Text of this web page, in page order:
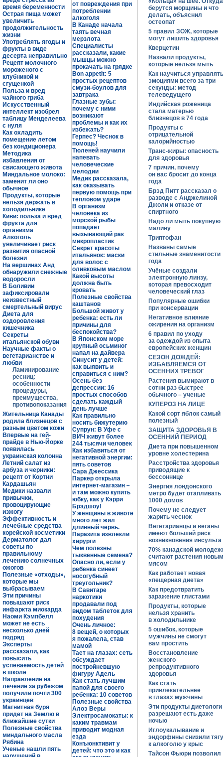
берутся морщины и что
делать, объяснил
остеопат
5 правил ЗОЖ, которые
могут лишить здоровья
Кверцетин
Назвали продукты,
которые нельзя мыть
Как научиться управлять
эмоциями всего за три
секунды: метод
телеведущего
Индийская роженица
стала матерью
близнецов в 74 года
Продукты с
отрицательной
калорийностью
Транс-жиры: опасность
для здоровья
7 причин, почему
он вас бросит до конца
года
Брэд Питт рассказал о
разводе с Анджелиной
Джоли и отказе от
спиртного
Надо ли мыть покупную
малину
Триптофан
Названы самые
стильные знаменитости
года
Учёные создали
электронную линзу,
которая превосходит
человеческий глаз
Популярные ошибки
при консервации
Негативное влияние
ожирения на организм
6 правил по уходу
за одеждой из опыта
европейских женщин
СЕЗОН ДОЖДЕЙ:
ИЗБАВЛЯЕМСЯ ОТ
ОСЕННИХ ТРЕВОГ
Растения вымирают в
сотни раз быстрее
обычного – ученые
КУПЕРОЗ НА ЛИЦЕ
Какой сорт яблок самый
полезный
ЗАЩИТА ЗДОРОВЬЯ В
ОСЕННИЙ ПЕРИОД
Диета при повышенном
уровне холестерина
Расстройства здоровья
приводящие к
бессоннице
Энергия лондонского
метро будет отапливать
1000 домов
Почему не следует
жарить чеснок
Вегетарианцы и веганы
имеют больший риск
возникновения инсульта
70% канадской
считают растения новым
мясом
Как работает новая
«пещерная диета»
Как предотвратить
заражение глистами
Продукты, которые
нельзя хранить
в холодильнике
5 ошибок, которые
мужчины не смогут
вам простить
Восстановление
женского
репродуктивного
здоровья
Как стать
привлекательнее
в глазах мужчины
Эти продукты диетологи
разрешают есть даже
ночью
Иглоукалывание и
эндорфины снизили тягу
к алкоголю у крыс
Тайсон Фьюри позволил
время беременности
Острая пища может
увеличить
продолжительность
жизни
Употреблять ягоды и
фрукты в виде
десерта неправильно
Рецепт молочного
мороженого с
клубникой и
сгущенкой
Польза и вред
чайного гриба
Искусственный
интеллект изобрел
таблицу Менделеева
с нуля
Как охладить
помещение летом
без кондиционера
Методика
избавления от
свисающего живота
Миндальное молоко:
заменит ли оно
обычное
Продукты, которые
нельзя держать в
холодильнике
Киви: польза и вред
фрукта для
организма
Алкоголь
увеличивает риск
развития опасной
болезни
На вершинах Анд
обнаружили снежные
водоросли
В Боливии
зафиксировали
неизвестный
смертельный вирус
Диета для
оздоровления
кишечника
Секреты
итальянской обуви
Научные факты о
вегетарианстве и
любви
Ламинирование
ресниц:
особенности
процедуры,
преимущества,
противопоказания
Жительница Канады
родила близнецов с
разным цветом кожи
Впервые на гей-
прайде в Нью-Йорке
появилась
украинская колонна
Летний салат из
арбуза и черники:
рецепт от Кортни
Кардашьян
Медики назвали
привычки,
провоцирующие
изжогу
Эффективность и
лечебные средства
корейской косметики
Дерматолог дал
советы по
правильному
лечению солнечных
ожогов
Полезные «отходы»,
которые мы
выбрасываем
Эти причины
повышают риск
инфаркта миокарда
Наоми Кэмпбелл
может не есть
несколько дней
подряд
Эксперты
рассказали, как
повысить
успеваемость детей
в школе
Направление на
лечение за рубежом
получили почти 300
украинцев
Магнитная буря
придет на Землю в
ближайшие сутки
Полезные свойства
миндального масла
Рябина
Ученые нашли пять
от повреждения при
потреблении
алкоголя
В Канаде начала
таять вечная
мерзлота
Специалисты
рассказали, какие
мышцы можно
прокачать на грядке
Bon appetit: 5
простых рецептов
смузи-боулов для
завтрака
Глазные зубы:
почему с ними
возникают
проблемы и как их
избежать?
Герпес? Чеснок в
помощь!
Тюленей научили
напевать
человеческие
мелодии
Медик рассказала,
как оказывать
первую помощь при
тепловом ударе
В организм
человека из
морской рыбы
попадает
вызывающий рак
микропластик
Секрет красоты
итальянок: маски
для волос с
оливковым маслом
Какой высоты
должна быть
кровать
Полезные свойства
каштанов
Большой живот у
ребенка: есть ли
причины для
беспокойства?
В Японском море
крупный осьминог
напал на дайвера
Синусит у детей:
как выявить и
справиться с ним?
Осень без
депрессии: 16
простых способов
сделать каждый
день лучше
Как правильно
носить бижутерию
Супрун: В Уфе с
ВИЧ живут более
244 тысячи человек
Как избавиться от
негативной энергии:
пять советов
Сара Джессика
Паркер открыла
интернет-магазин –
и там можно купить
юбку, как у Кэрри
Брэдшоу!
У женщины в животе
много лет жил
длинный червь.
Паразита извлекли
хирурги
Чем полезны
тыквенные семена?
Опасно ли, если у
ребенка синеет
носогубный
треугольник?
В Савитаре
наркотики
продавали под
видом таблеток для
похудения
Очень личное:
8 вещей, о которых
я пожалела, став
мамой
Тает на глазах: сеть
обсуждает
постройневшую
фигуру Адель
Как стать лучшим
папой для своего
ребенка: 10 советов
Полезные свойства
Алоэ Веры
Электросамокаты: к
каким травмам
приводит модная
езда
Конъюнктивит у
детей: что это и как